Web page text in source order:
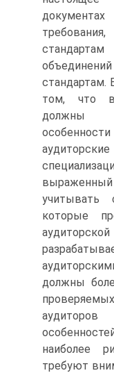
стандартам.
том, что
должны
учитывать
которые
должны
аудиторов
наиболее
требуют